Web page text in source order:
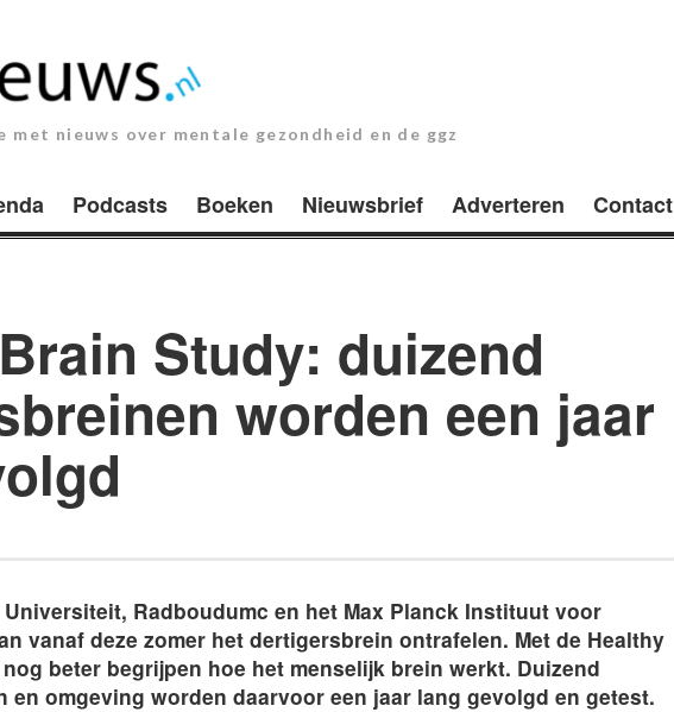
nieuws over mentale gezondheid en de ggz
Podcasts Boeken Nieuwsbrief Adverteren Contact
Study: duizend
worden een jaar
Radboudumc en het Max Planck Instituut voor
vanaf deze zomer het dertigersbrein ontrafelen. Met de Healthy
beter begrijpen hoe het menselijk brein werkt. Duizend
en omgeving worden daarvoor een jaar lang gevolgd en getest.